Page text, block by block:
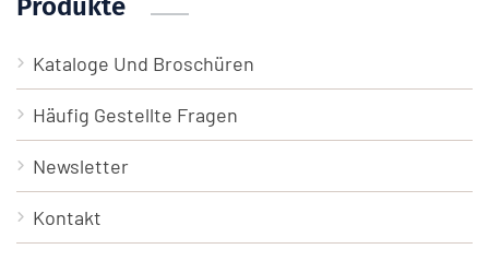
Produkte
Kataloge Und Broschüren
Häufig Gestellte Fragen
Newsletter
Kontakt